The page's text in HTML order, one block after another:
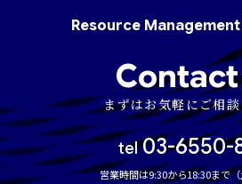
ResourceManagement
Contact
まずはお気軽にご相
tel03-6550-
営業時間は9:30から18:30まで